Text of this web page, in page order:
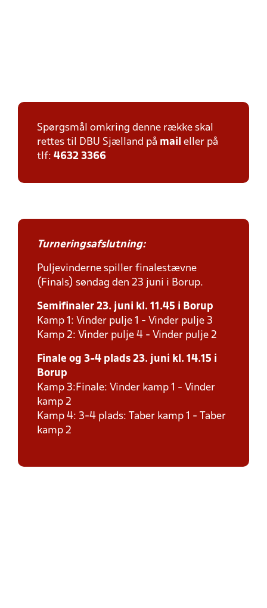
Spørgsmål omkring denne række skal
rettes til DBU Sjælland på mail eller på
tlf: 4632 3366
Turneringsafslutning:
Puljevinderne spiller finalestævne
(Finals) søndag den 23 juni i Borup.
Semifinaler 23. juni kl. 11.45 i Borup
Kamp 1: Vinder pulje 1 - Vinder pulje 3
Kamp 2: Vinder pulje 4 - Vinder pulje 2
Finale og 3-4 plads 23. juni kl. 14.15 i
Borup
Kamp 3:Finale: Vinder kamp 1 - Vinder
kamp 2
Kamp 4: 3-4 plads: Taber kamp 1 - Taber
kamp 2